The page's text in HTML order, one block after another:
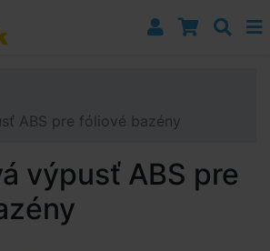
stĺpci
ABS pre fóliové bazény
výpusť ABS pre